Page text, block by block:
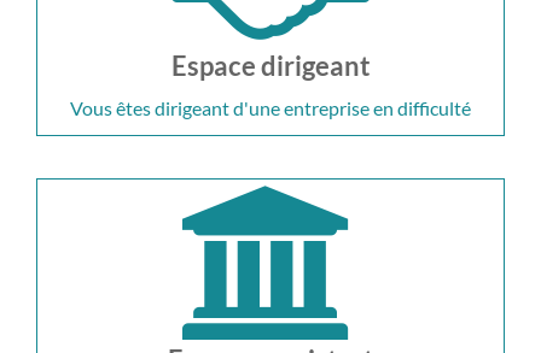
Espace dirigeant
Vous êtes dirigeant d'une entreprise en difficulté